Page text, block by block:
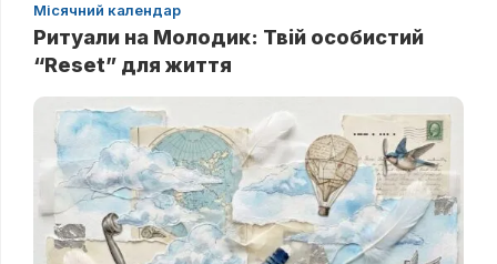
Місячний календар
Ритуали на Молодик: Твій особистий
“Reset” для життя